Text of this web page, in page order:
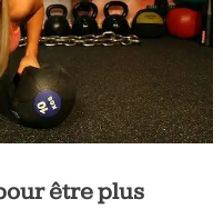
être plus